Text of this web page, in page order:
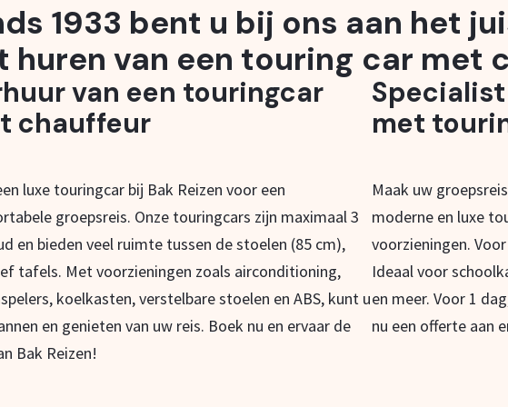
1933 bent u bij ons aan het
huren van een touring car met
van een touringcar
chauffeur
luxe touringcar bij Bak Reizen voor een
groepsreis. Onze touringcars zijn maximaal 3
en bieden veel ruimte tussen de stoelen (85 cm),
tafels. Met voorzieningen zoals airconditioning,
koelkasten, verstelbare stoelen en ABS, kunt u
en genieten van uw reis. Boek nu en ervaar de
Bak Reizen!
met
Maak uw
moderne en luxe
voorzieningen.
Ideaal voor
en meer. Voor 1
nu een offerte aan